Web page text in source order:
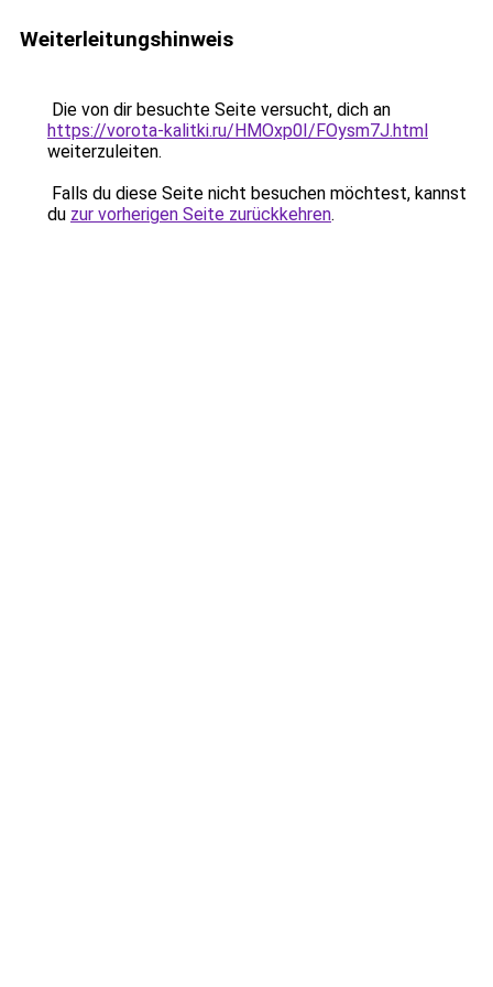
Weiterleitungshinweis
Die von dir besuchte Seite versucht, dich an
https://vorota-kalitki.ru/HMOxp0I/FOysm7J.html
weiterzuleiten.
Falls du diese Seite nicht besuchen möchtest, kannst
du zur vorherigen Seite zurückkehren.